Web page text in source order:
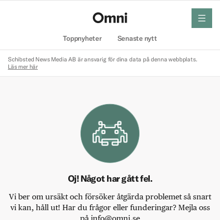
Toppnyheter Senaste nytt
meny
Schibsted News Media AB är ansvarig för dina data på denna webbplats.
Läs mer här
Oj! Något har gått fel.
Vi ber om ursäkt och försöker åtgärda problemet så snart
vi kan, håll ut! Har du frågor eller funderingar? Mejla oss